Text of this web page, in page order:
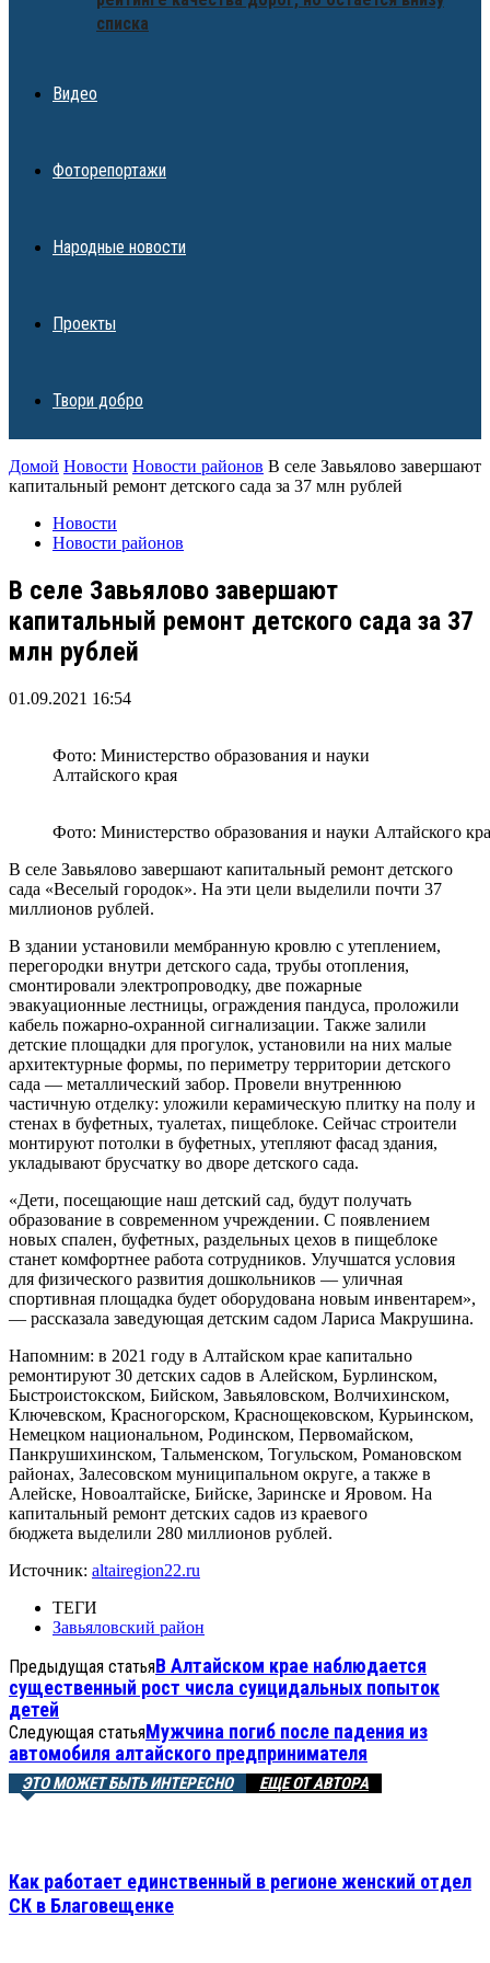
списка
Видео
Фоторепортажи
Народные новости
Проекты
Твори добро
Домой Новости Новости районов В селе Завьялово завершают
капитальный ремонт детского сада за 37 млн рублей
Новости
Новости районов
В селе Завьялово завершают
капитальный ремонт детского сада за 37
млн рублей
01.09.2021 16:54
Фото: Министерство образования и науки
Алтайского края
Фото: Министерство образования и науки Алтайского
В селе Завьялово завершают капитальный ремонт детского
сада «Веселый городок». На эти цели выделили почти 37
миллионов рублей.
В здании установили мембранную кровлю с утеплением,
перегородки внутри детского сада, трубы отопления,
смонтировали электропроводку, две пожарные
эвакуационные лестницы, ограждения пандуса, проложили
кабель пожарно-охранной сигнализации. Также залили
детские площадки для прогулок, установили на них малые
архитектурные формы, по периметру территории детского
сада — металлический забор. Провели внутреннюю
частичную отделку: уложили керамическую плитку на полу и
стенах в буфетных, туалетах, пищеблоке. Сейчас строители
монтируют потолки в буфетных, утепляют фасад здания,
укладывают брусчатку во дворе детского сада.
«Дети, посещающие наш детский сад, будут получать
образование в современном учреждении. С появлением
новых спален, буфетных, раздельных цехов в пищеблоке
станет комфортнее работа сотрудников. Улучшатся условия
для физического развития дошкольников — уличная
спортивная площадка будет оборудована новым инвентарем»,
— рассказала заведующая детским садом Лариса Макрушина.
Напомним: в 2021 году в Алтайском крае капитально
ремонтируют 30 детских садов в Алейском, Бурлинском,
Быстроистокском, Бийском, Завьяловском, Волчихинском,
Ключевском, Красногорском, Краснощековском, Курьинском,
Немецком национальном, Родинском, Первомайском,
Панкрушихинском, Тальменском, Тогульском, Романовском
районах, Залесовском муниципальном округе, а также в
Алейске, Новоалтайске, Бийске, Заринске и Яровом. На
капитальный ремонт детских садов из краевого
бюджета выделили 280 миллионов рублей.
Источник: altairegion22.ru
ТЕГИ
Завьяловский район
Предыдущая статьяВ Алтайском крае наблюдается
существенный рост числа суицидальных попыток
детей
Следующая статьяМужчина погиб после падения из
автомобиля алтайского предпринимателя
ЭТО МОЖЕТ БЫТЬ ИНТЕРЕСНО ЕЩЕ ОТ АВТОРА
Как работает единственный в регионе женский отдел
СК в Благовещенке